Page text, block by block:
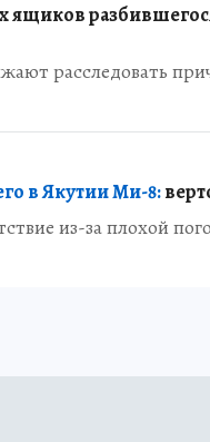
ящиков
расследовать
в Якутии Ми-8:
из-за плохой